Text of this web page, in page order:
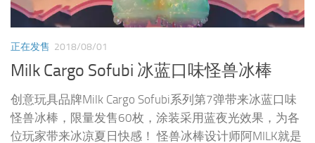
位玩家带来冰凉夏日快感！ 怪兽冰棒设计师阿MILK就是
由201...